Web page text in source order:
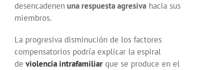
desencadenen una respuesta agresiva hacia sus
miembros.
La progresiva disminución de los factores
compensatorios podría explicar la espiral
de violencia intrafamiliar que se produce en el